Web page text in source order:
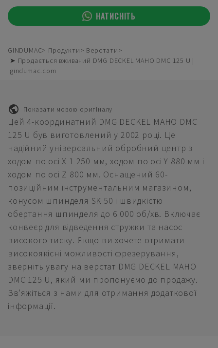
НАТИСНІТЬ
GINDUMAC Продукти
Верстати
➤ Продається вживаний DMG DECKEL MAHO DMC 125 U |
gindumac.com
Показати мовою оригіналу
Цей 4-координатний DMG DECKEL MAHO DMC
125 U був виготовлений у 2002 році. Це
надійний універсальний обробний центр з
ходом по осі X 1 250 мм, ходом по осі Y 880 мм і
ходом по осі Z 800 мм. Оснащений 60-
позиційним інструментальним магазином,
конусом шпинделя SK 50 і швидкістю
обертання шпинделя до 6 000 об/хв. Включає
конвеєр для відведення стружки та насос
високого тиску. Якщо ви хочете отримати
високоякісні можливості фрезерування,
зверніть увагу на верстат DMG DECKEL MAHO
DMC 125 U, який ми пропонуємо до продажу.
Зв'яжіться з нами для отримання додаткової
інформації.